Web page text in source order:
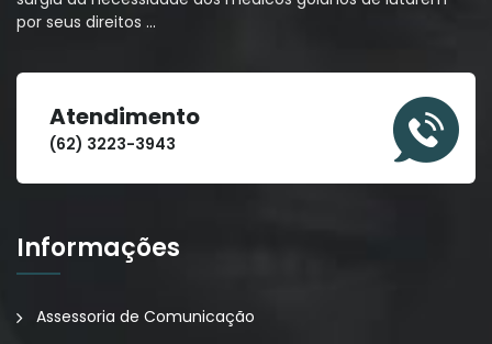
por seus direitos …
Atendimento
(62) 3223-3943
Informações
Assessoria de Comunicação